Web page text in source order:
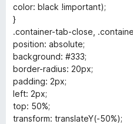
color: black !important);
}
.container-tab-close,
position: absolute;
background: #333;
border-radius: 20px;
padding: 2px;
left: 2px;
top: 50%;
transform: translateY(-50%);